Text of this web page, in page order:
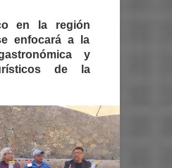
en la región
enfocará a la
y
de la